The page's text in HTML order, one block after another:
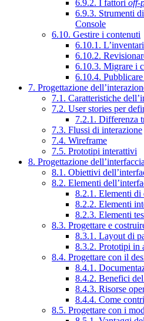
6.9.2. I fattori off-
6.9.3. Strumenti
Console
6.10. Gestire i contenuti
6.10.1.
6.10.2.
6.10.3. Migrare i
6.10.4.
7. Progettazione
7.1. Caratteristiche
7.2. User stories per
7.2.1. Differenza
7.3. Flussi di interazione
7.4. Wireframe
7.5. Prototipi interattivi
8. Progettazione dell’interfaccia
8.1. Obiettivi
8.2. Elementi
8.2.1. Elementi di
8.2.2. Elementi
8.2.3. Elementi
8.3. Progettare e
8.3.1. Layout di
8.3.2. Prototipi in
8.4. Progettare con il
8.4.1.
8.4.2. Benefici
8.4.3. Risorse
8.4.4. Come
8.5. Progettare con i